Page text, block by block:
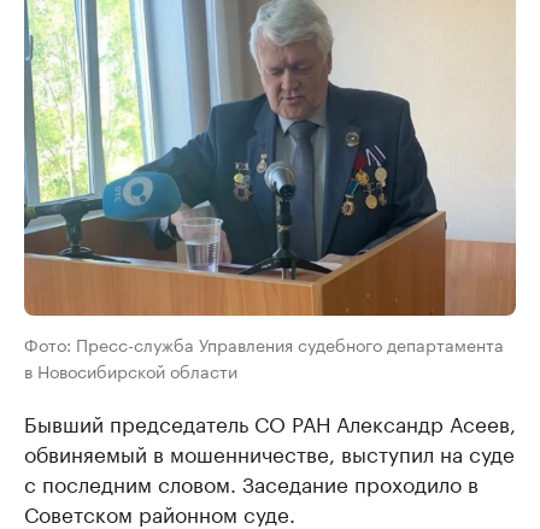
Фото: Пресс-служба Управления судебного департамента
в Новосибирской области
Бывший председатель СО РАН Александр Асеев,
обвиняемый в мошенничестве, выступил на суде
с последним словом. Заседание проходило в
Советском районном суде.